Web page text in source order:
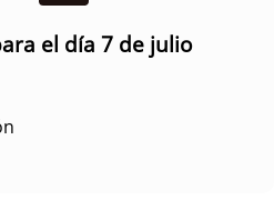
el día 7 de julio